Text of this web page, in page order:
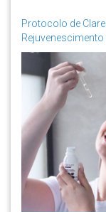
Protocolo de
Rejuvenescimento